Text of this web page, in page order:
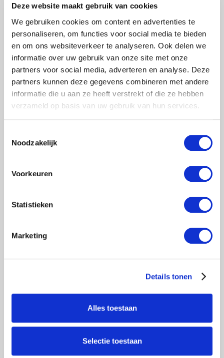
Deze website maakt gebruik van cookies
We gebruiken cookies om content en advertenties te
personaliseren, om functies voor social media te bieden
en om ons websiteverkeer te analyseren. Ook delen we
informatie over uw gebruik van onze site met onze
partners voor social media, adverteren en analyse. Deze
partners kunnen deze gegevens combineren met andere
informatie die u aan ze heeft verstrekt of die ze hebben
verzameld op basis van uw gebruik van hun services.
Noodzakelijk
Voorkeuren
Statistieken
Marketing
Details tonen
Alles toestaan
Selectie toestaan
aluminium en makkelijk in- en uitschuifbaar dankzij het softclose
systeem. De ladder is gecertificeerd volgens de Europese norm
EN131.
€85,00 Excl. btw
Artikelnummer:
200320
EAN:
8720812730019
Levertijd:
Voor 15:00 besteld, volgende werkdag in huis.
Merk:
Greybrand
Klanten geven Steigervoorweinig.nl een 9,6
Reviews(0)
systeem. De ladder is gecertificeerd volgens de Europese norm
EN131.
Gecertificeerde telescoopladder van Eurostairs